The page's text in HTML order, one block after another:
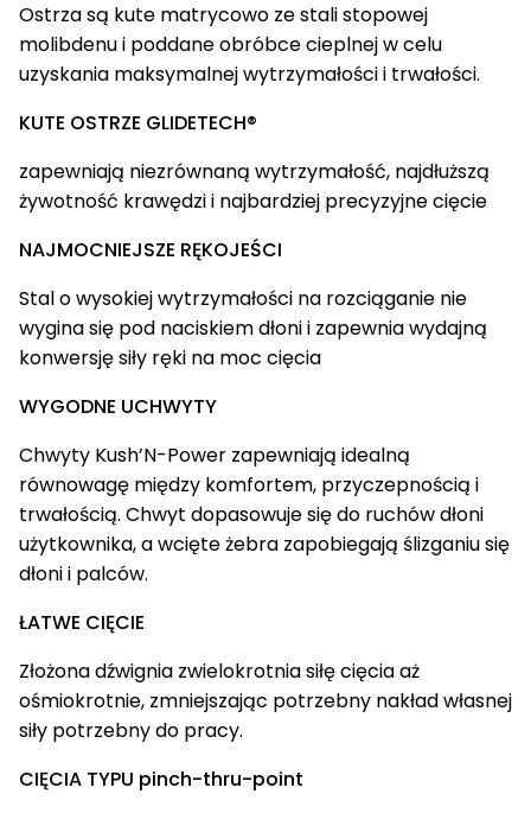
Ostrza są kute matrycowo ze stali stopowej
molibdenu i poddane obróbce cieplnej w celu
uzyskania maksymalnej wytrzymałości i trwałości.
KUTE OSTRZE GLIDETECH®
zapewniają niezrównaną wytrzymałość, najdłuższą
żywotność krawędzi i najbardziej precyzyjne cięcie
NAJMOCNIEJSZE RĘKOJEŚCI
Stal o wysokiej wytrzymałości na rozciąganie nie
wygina się pod naciskiem dłoni i zapewnia wydajną
konwersję siły ręki na moc cięcia
WYGODNE UCHWYTY
Chwyty Kush’N-Power zapewniają idealną
równowagę między komfortem, przyczepnością i
trwałością. Chwyt dopasowuje się do ruchów dłoni
użytkownika, a wcięte żebra zapobiegają ślizganiu się
dłoni i palców.
ŁATWE CIĘCIE
Złożona dźwignia zwielokrotnia siłę cięcia aż
ośmiokrotnie, zmniejszając potrzebny nakład własnej
siły potrzebny do pracy.
CIĘCIA TYPU pinch-thru-point